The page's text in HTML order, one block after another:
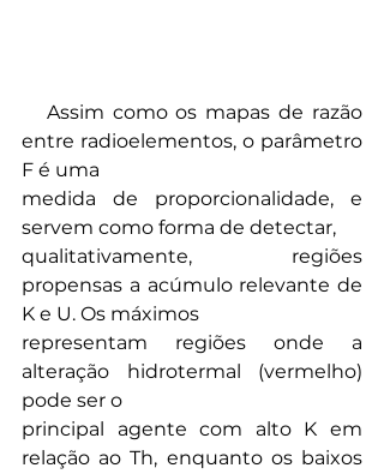
entre radioelementos, o parâmetro
F é uma
medida de proporcionalidade, e
servem como forma de detectar,
qualitativamente, regiões
propensas a acúmulo relevante de
K e U. Os máximos
representam regiões onde a
alteração hidrotermal (vermelho)
pode ser o
principal agente com alto K em
relação ao Th, enquanto os baixos